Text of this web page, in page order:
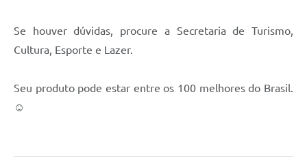
Se houver dúvidas, procure a Secretaria de Turismo,
Cultura, Esporte e Lazer.
Seu produto pode estar entre os 100 melhores do Brasil.
☺️